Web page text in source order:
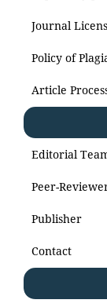
Journal
Policy of
Article
Editorial
Peer-
Publisher
Contact